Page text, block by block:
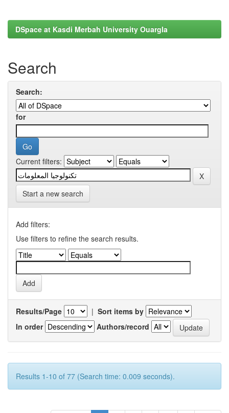
DSpace at Kasdi Merbah University Ouargla
Search
Search:
for
Current filters:
Start a new search
Add filters:
Use filters to refine the search results.
Results/Page | Sort items by
In order
Authors/record
Results 1-10 of 77 (Search time: 0.009 seconds).